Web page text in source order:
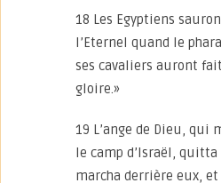
18 Les Egyptiens
l’Eternel quand le
ses cavaliers auront
gloire.»
19 L’ange de Dieu, qui
le camp d’Israël,
marcha derrière eux,